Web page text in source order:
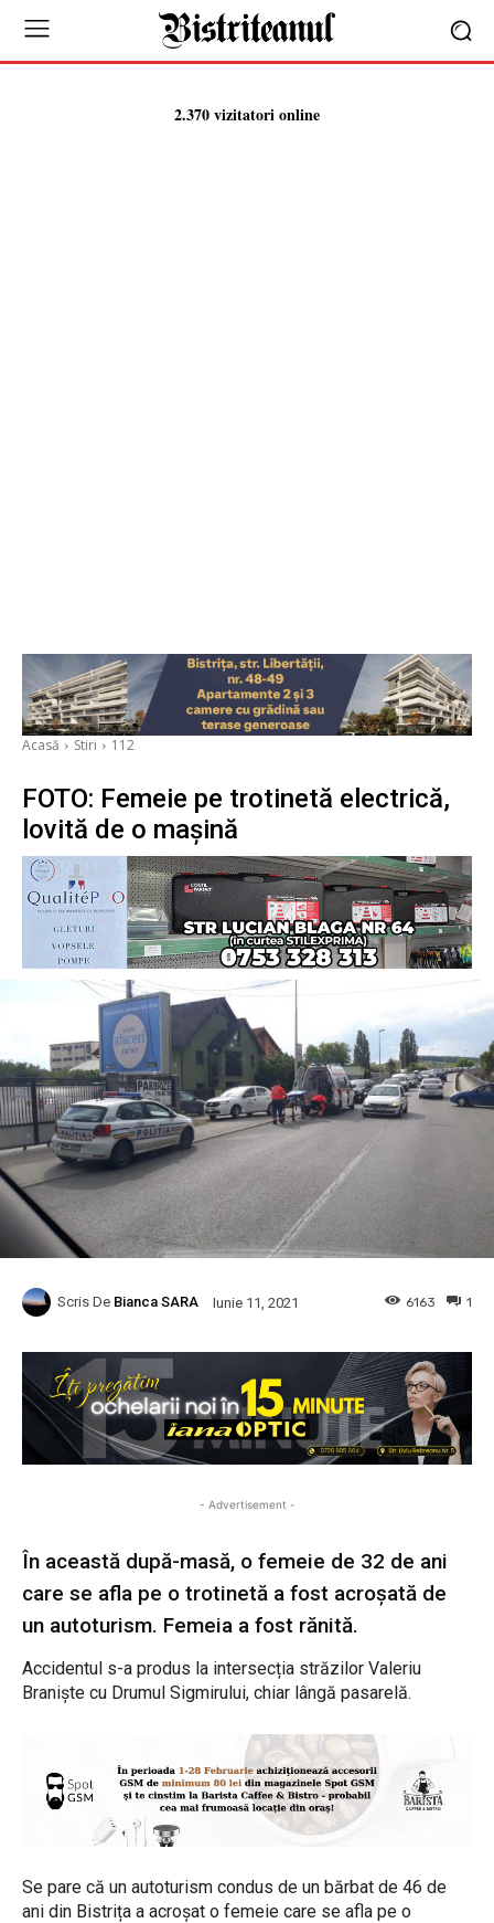
2.370 vizitatori online
Acasă Stiri 112
FOTO: Femeie pe trotinetă electrică,
lovită de o mașină
Scris De Bianca SARA Iunie 11, 2021 1
6163
- Advertisement -
În această după-masă, o femeie de 32 de ani
care se afla pe o trotinetă a fost acroșată de
un autoturism. Femeia a fost rănită.
Accidentul s-a produs la intersecția străzilor Valeriu
Braniște cu Drumul Sigmirului, chiar lângă pasarelă.
Se pare că un autoturism condus de un bărbat de 46 de
ani din Bistrița a acroșat o femeie care se afla pe o